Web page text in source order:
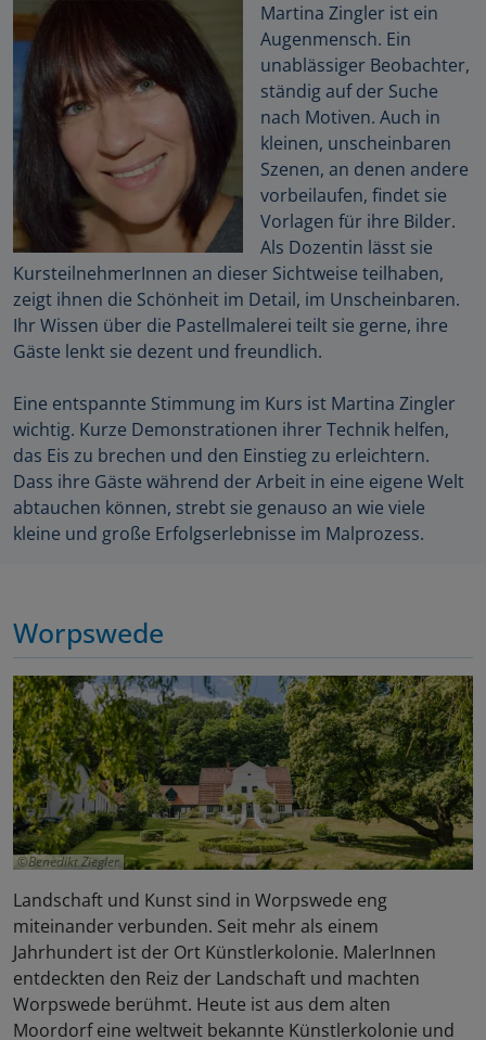
Martina Zingler ist ein
Augenmensch. Ein
unablässiger Beobachter,
ständig auf der Suche
nach Motiven. Auch in
kleinen, unscheinbaren
Szenen, an denen andere
vorbeilaufen, findet sie
Vorlagen für ihre Bilder.
Als Dozentin lässt sie
KursteilnehmerInnen an dieser Sichtweise teilhaben,
zeigt ihnen die Schönheit im Detail, im Unscheinbaren.
Ihr Wissen über die Pastellmalerei teilt sie gerne, ihre
Gäste lenkt sie dezent und freundlich.
Eine entspannte Stimmung im Kurs ist Martina Zingler
wichtig. Kurze Demonstrationen ihrer Technik helfen,
das Eis zu brechen und den Einstieg zu erleichtern.
Dass ihre Gäste während der Arbeit in eine eigene Welt
abtauchen können, strebt sie genauso an wie viele
kleine und große Erfolgserlebnisse im Malprozess.
Worpswede
Benedikt Ziegler
Landschaft und Kunst sind in Worpswede eng
miteinander verbunden. Seit mehr als einem
Jahrhundert ist der Ort Künstlerkolonie. MalerInnen
entdeckten den Reiz der Landschaft und machten
Worpswede berühmt. Heute ist aus dem alten
Moordorf eine weltweit bekannte Künstlerkolonie und